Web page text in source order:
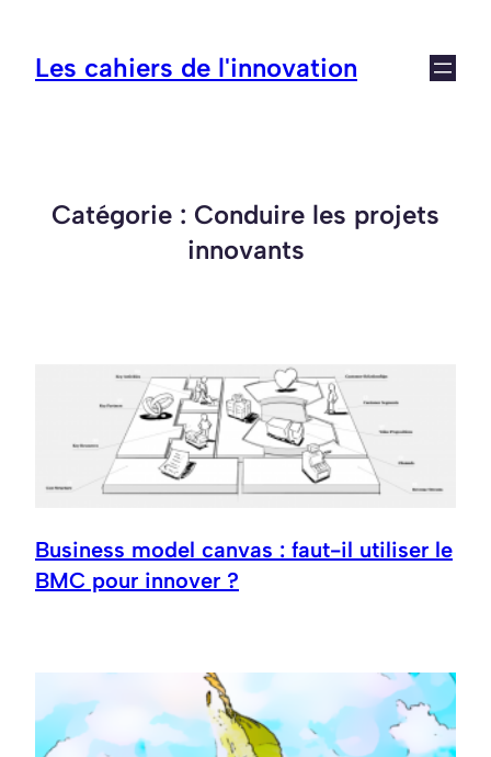
contenu
Les cahiers de l'innovation
Catégorie : Conduire les projets
innovants
Business model canvas : faut-il utiliser le
BMC pour innover ?